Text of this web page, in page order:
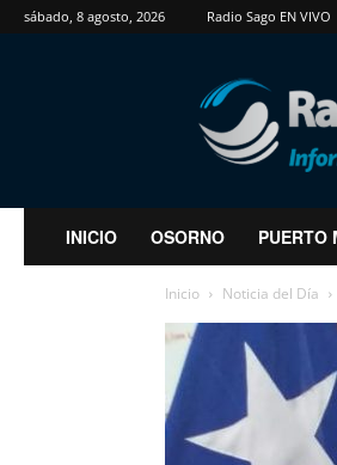
sábado, 8 agosto, 2026 Radio Sago EN VIVO
RadioSago
INICIO OSORNO PUERTO
Inicio Noticia del Día